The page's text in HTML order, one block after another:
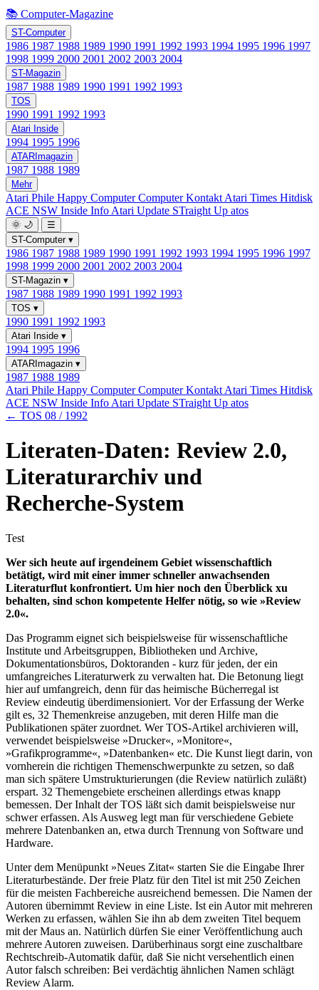
📚 Computer-Magazine
ST-Computer
1986 1987 1988 1989 1990 1991 1992 1993 1994 1995 1996 1997
1998 1999 2000 2001 2002 2003 2004
ST-Magazin
1987 1988 1989 1990 1991 1992 1993
TOS
1990 1991 1992 1993
Atari Inside
1994 1995 1996
ATARImagazin
1987 1988 1989
Mehr
Atari Phile Happy ComputerComputer Kontakt Atari Times Hitdisk
ACE NSW Inside Info Atari Update STraight Up atos
🌞 🌙
☰
ST-Computer ▾
1986 1987 1988 1989 1990 1991 1992 1993 1994 1995 1996 1997
1998 1999 2000 2001 2002 2003 2004
ST-Magazin ▾
1987 1988 1989 1990 1991 1992 1993
TOS ▾
1990 1991 1992 1993
Atari Inside ▾
1994 1995 1996
ATARImagazin ▾
1987 1988 1989
Atari Phile Happy ComputerComputer Kontakt Atari Times Hitdisk
ACE NSW Inside Info Atari Update STraight Up atos
← TOS 08 / 1992
Literaten-Daten: Review 2.0,
Literaturarchiv und
Recherche-System
Test
Wer sich heute auf irgendeinem Gebiet wissenschaftlich
betätigt, wird mit einer immer schneller anwachsenden
Literaturflut konfrontiert. Um hier noch den Überblick xu
behalten, sind schon kompetente Helfer nötig, so wie »Review
2.0«.
Das Programm eignet sich beispielsweise für wissenschaftliche
Institute und Arbeitsgruppen, Bibliotheken und Archive,
Dokumentationsbüros, Doktoranden - kurz für jeden, der ein
umfangreiches Literaturwerk zu verwalten hat. Die Betonung liegt
hier auf umfangreich, denn für das heimische Bücherregal ist
Review eindeutig überdimensioniert. Vor der Erfassung der Werke
gilt es, 32 Themenkreise anzugeben, mit deren Hilfe man die
Publikationen später zuordnet. Wer TOS-Artikel archivieren will,
verwendet beispielsweise »Drucker«, »Monitore«,
»Grafikprogramme«, »Datenbanken« etc. Die Kunst liegt darin, von
vornherein die richtigen Themenschwerpunkte zu setzen, so daß
man sich spätere Umstrukturierungen (die Review natürlich zuläßt)
erspart. 32 Themengebiete erscheinen allerdings etwas knapp
bemessen. Der Inhalt der TOS läßt sich damit beispielsweise nur
schwer erfassen. Als Ausweg legt man für verschiedene Gebiete
mehrere Datenbanken an, etwa durch Trennung von Software und
Hardware.
Unter dem Menüpunkt »Neues Zitat« starten Sie die Eingabe Ihrer
Literaturbestände. Der freie Platz für den Titel ist mit 250 Zeichen
für die meisten Fachbereiche ausreichend bemessen. Die Namen der
Autoren übernimmt Review in eine Liste. Ist ein Autor mit mehreren
Werken zu erfassen, wählen Sie ihn ab dem zweiten Titel bequem
mit der Maus an. Natürlich dürfen Sie einer Veröffentlichung auch
mehrere Autoren zuweisen. Darüberhinaus sorgt eine zuschaltbare
Rechtschreib-Automatik dafür, daß Sie nicht versehentlich einen
Autor falsch schreiben: Bei verdächtig ähnlichen Namen schlägt
Review Alarm.